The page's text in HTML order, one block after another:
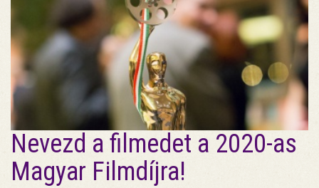
Nevezd a filmedet a 2020-as
Magyar Filmdíjra!